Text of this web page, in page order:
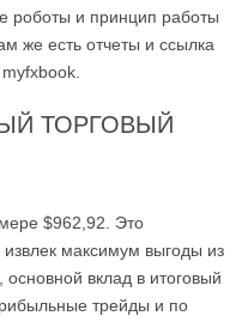
роботы и принцип работы
же есть отчеты и ссылка
ТОРГОВЫЙ
$962,92. Это
максимум выгоды из
вклад в итоговый
трейды и по